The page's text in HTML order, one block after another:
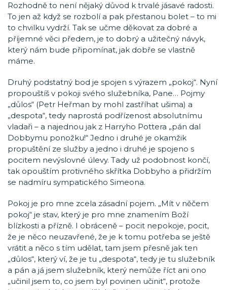
Rozhodně to není nějaký důvod k trvalé jásavé radosti.
To jen až když se rozbolí a pak přestanou bolet – to mi
to chvilku vydrží. Tak se učme děkovat za dobré a
příjemné věci předem, je to dobrý a užitečný návyk,
který nám bude připomínat, jak dobře se vlastně
máme.
Druhý podstatný bod je spojen s výrazem „pokoj“. Nyní
propouštíš v pokoji svého služebníka, Pane… Pojmy
„důlos“ (Petr Heřman by mohl zastříhat ušima) a
„despota“, tedy naprostá podřízenost absolutnímu
vladaři – a najednou jak z Harryho Pottera „pán dal
Dobbymu ponožku!“ Jedno i druhé je okamžik
propuštění ze služby a jedno i druhé je spojeno s
pocitem nevýslovné úlevy. Tady už podobnost končí,
tak opouštím protivného skřítka Dobbyho a přidržím
se nadmíru sympatického Simeona.
Pokoj je pro mne zcela zásadní pojem. „Mít v něčem
pokoj“ je stav, který je pro mne znamením Boží
blízkosti a přízně. I obráceně – pocit nepokoje, pocit,
že je něco neuzavřené, že je k tomu potřeba se ještě
vrátit a něco s tím udělat, tam jsem přesně jak ten
„důlos“, který ví, že je tu „despota“, tedy je tu služebník
a pán a já jsem služebník, který nemůže říct ani ono
„učinil jsem to, co jsem byl povinen učinit“, protože